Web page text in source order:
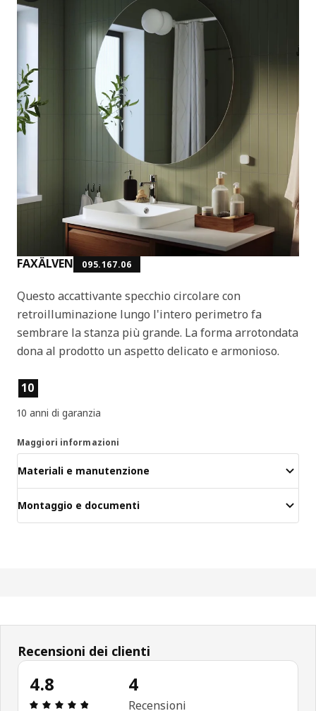
FAXÄLVEN 095.167.06
Questo accattivante specchio circolare con
retroilluminazione lungo l'intero perimetro fa
sembrare la stanza più grande. La forma arrotondata
dona al prodotto un aspetto delicato e armonioso.
Caratteristiche del prodotto
10
10 anni di garanzia
Maggiori informazioni
Materiali e manutenzione
Montaggio e documenti
Recensioni dei clienti
4.8
Recensione: 4.8 di 5 stelle. Recensioni totali: 4
4
Recensioni